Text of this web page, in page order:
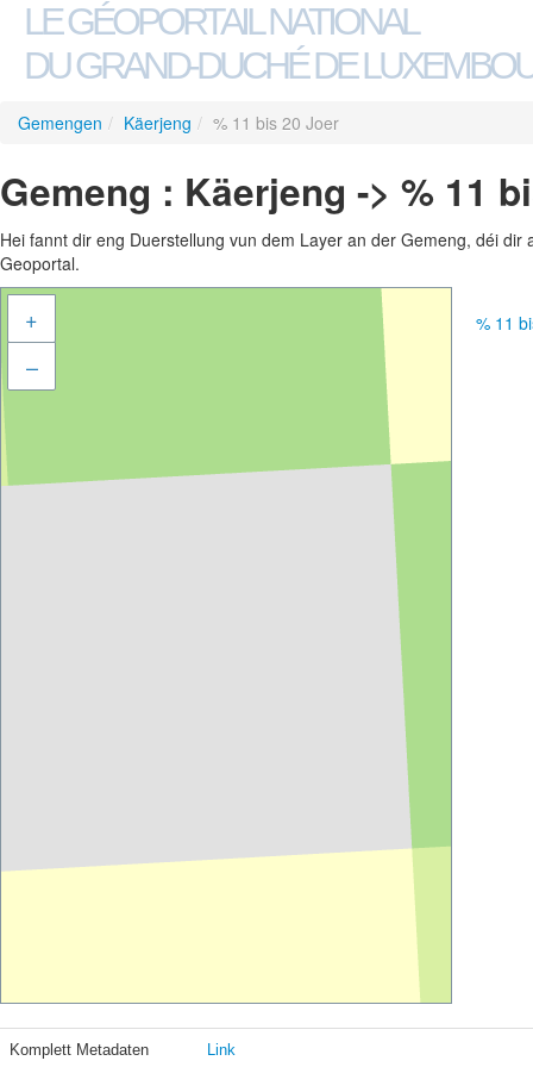
LE GÉOPORTAIL NATIONAL
DU GRAND-DUCHÉ DE
Gemengen / Käerjeng / % 11 bis 20 Joer
Gemeng : Käerjeng -> % 11
Hei fannt dir eng Duerstellung vun dem Layer an der Gemeng, déi
Geoportal.
+
–
% 11
Komplett Metadaten Link